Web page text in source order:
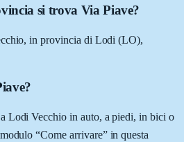
si trova Via Piave?
in provincia di Lodi (LO),
Lodi Vecchio in auto, a piedi, in bici o
“Come arrivare” in questa